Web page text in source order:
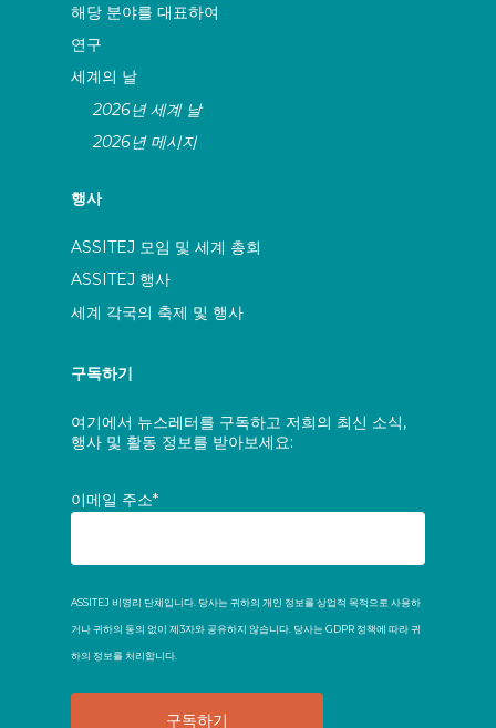
해당 분야를 대표하여
연구
세계의 날
2026년 세계 날
2026년 메시지
행사
ASSITEJ 모임 및 세계 총회
ASSITEJ 행사
세계 각국의 축제 및 행사
구독하기
여기에서 뉴스레터를 구독하고 저희의 최신 소식,
행사 및 활동 정보를 받아보세요:
이메일 주소*
ASSITEJ 비영리 단체입니다. 당사는 귀하의 개인 정보를 상업적 목적으로 사용하
거나 귀하의 동의 없이 제3자와 공유하지 않습니다. 당사는 GDPR 정책에 따라 귀
하의 정보를 처리합니다.